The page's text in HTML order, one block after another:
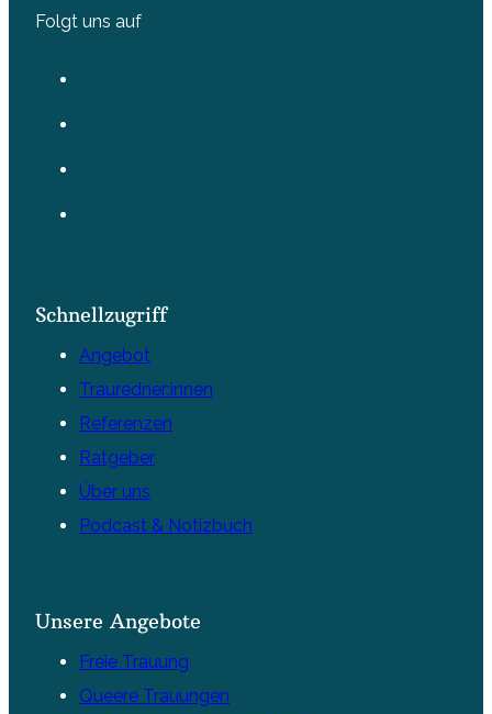
Folgt uns auf
Schnellzugriff
Angebot
Trauredner:innen
Referenzen
Ratgeber
Über uns
Podcast & Notizbuch
Unsere Angebote
Freie Trauung
Queere Trauungen